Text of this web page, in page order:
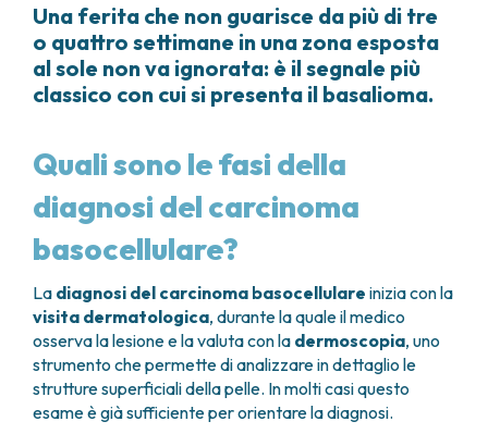
Una ferita che non guarisce da più di tre
o quattro settimane in una zona esposta
al sole non va ignorata: è il segnale più
classico con cui si presenta il basalioma.
Quali sono le fasi della
diagnosi del carcinoma
basocellulare?
La diagnosi del carcinoma basocellulare inizia con la
visita dermatologica, durante la quale il medico
osserva la lesione e la valuta con la dermoscopia, uno
strumento che permette di analizzare in dettaglio le
strutture superficiali della pelle. In molti casi questo
esame è già sufficiente per orientare la diagnosi.